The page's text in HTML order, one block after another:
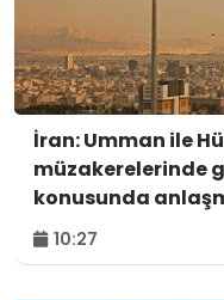
İran: Umman ile
müzakerelerinde
konusunda
10:27